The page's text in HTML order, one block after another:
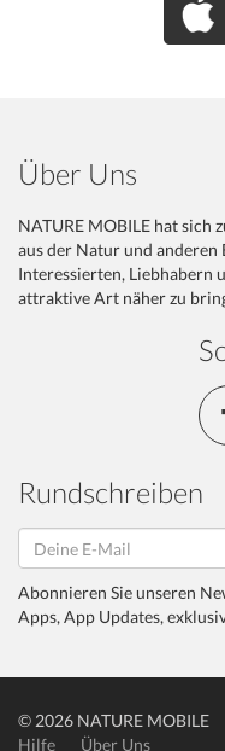
Über Uns
NATURE MOBILE hat sich
aus der Natur und
Interessierten, Liebhabern
attraktive Art näher zu
Rundschreiben
Abonnieren Sie unseren
Apps, App Updates,
© 2026 NATURE MOBILE
Hilfe
Über Uns